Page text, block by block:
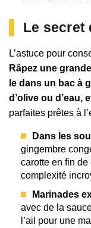
Le secret
L’astuce pour
Râpez une
le dans un bac à
d’olive ou d’eau,
parfaites prêtes à
Dans les
gingembre
carotte en fin
complexité
Marinades
avec de la
l’ail pour une